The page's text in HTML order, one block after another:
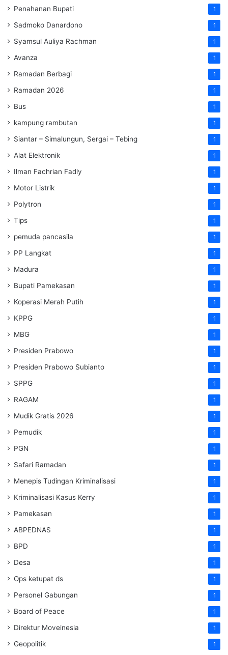
Penahanan Bupati 1
Sadmoko Danardono 1
Syamsul Auliya Rachman 1
Avanza 1
Ramadan Berbagi 1
Ramadan 2026 1
Bus 1
kampung rambutan 1
Siantar – Simalungun, Sergai – Tebing 1
Alat Elektronik 1
Ilman Fachrian Fadly 1
Motor Listrik 1
Polytron 1
Tips 1
pemuda pancasila 1
PP Langkat 1
Madura 1
Bupati Pamekasan 1
Koperasi Merah Putih 1
KPPG 1
MBG 1
Presiden Prabowo 1
Presiden Prabowo Subianto 1
SPPG 1
RAGAM 1
Mudik Gratis 2026 1
Pemudik 1
PGN 1
Safari Ramadan 1
Menepis Tudingan Kriminalisasi 1
Kriminalisasi Kasus Kerry 1
Pamekasan 1
ABPEDNAS 1
BPD 1
Desa 1
Ops ketupat ds 1
Personel Gabungan 1
Board of Peace 1
Direktur Moveinesia 1
Geopolitik 1